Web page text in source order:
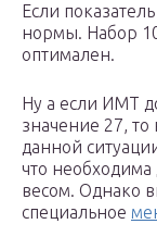
Если
нормы. Набор
оптимален.
Ну а если ИМТ
значение 27, то
данной
что
весом. Однако
специальное